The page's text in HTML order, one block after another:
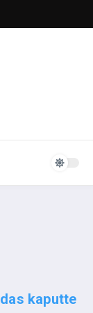
kaputte